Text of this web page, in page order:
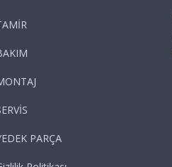
PARÇA